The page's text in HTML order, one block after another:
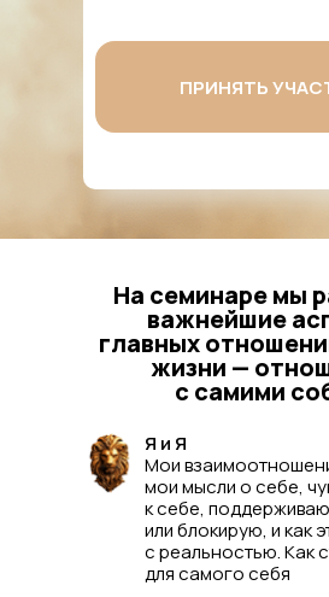
ПРИНЯТЬ
На семинаре мы
важнейшие
главных
жизни —
с самими
Я и Я
Мои
мои мысли о себе,
к себе,
или блокирую, и как
с реальностью. Как
для самого себя